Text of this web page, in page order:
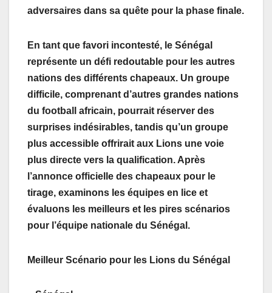
adversaires dans sa quête pour la phase finale.
En tant que favori incontesté, le Sénégal
représente un défi redoutable pour les autres
nations des différents chapeaux. Un groupe
difficile, comprenant d’autres grandes nations
du football africain, pourrait réserver des
surprises indésirables, tandis qu’un groupe
plus accessible offrirait aux Lions une voie
plus directe vers la qualification. Après
l’annonce officielle des chapeaux pour le
tirage, examinons les équipes en lice et
évaluons les meilleurs et les pires scénarios
pour l’équipe nationale du Sénégal.
Meilleur Scénario pour les Lions du Sénégal